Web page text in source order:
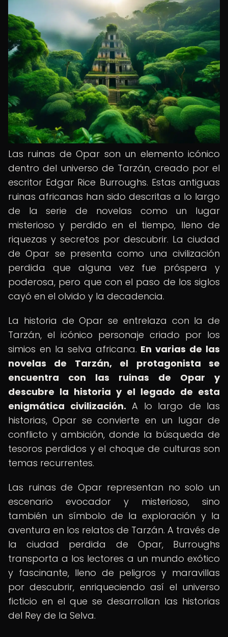
Las ruinas de Opar son un elemento icónico
dentro del universo de Tarzán, creado por el
escritor Edgar Rice Burroughs. Estas antiguas
ruinas africanas han sido descritas a lo largo
de la serie de novelas como un lugar
misterioso y perdido en el tiempo, lleno de
riquezas y secretos por descubrir. La ciudad
de Opar se presenta como una civilización
perdida que alguna vez fue próspera y
poderosa, pero que con el paso de los siglos
cayó en el olvido y la decadencia.
La historia de Opar se entrelaza con la de
Tarzán, el icónico personaje criado por los
simios en la selva africana. En varias de las
novelas de Tarzán, el protagonista se
encuentra con las ruinas de Opar y
descubre la historia y el legado de esta
enigmática civilización. A lo largo de las
historias, Opar se convierte en un lugar de
conflicto y ambición, donde la búsqueda de
tesoros perdidos y el choque de culturas son
temas recurrentes.
Las ruinas de Opar representan no solo un
escenario evocador y misterioso, sino
también un símbolo de la exploración y la
aventura en los relatos de Tarzán. A través de
la ciudad perdida de Opar, Burroughs
transporta a los lectores a un mundo exótico
y fascinante, lleno de peligros y maravillas
por descubrir, enriqueciendo así el universo
ficticio en el que se desarrollan las historias
del Rey de la Selva.